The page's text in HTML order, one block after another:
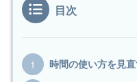
目次
時間の使い方を見